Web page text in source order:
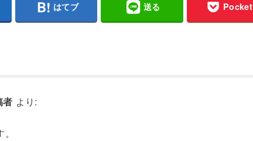
はてブ 送る Pocket
者 より: